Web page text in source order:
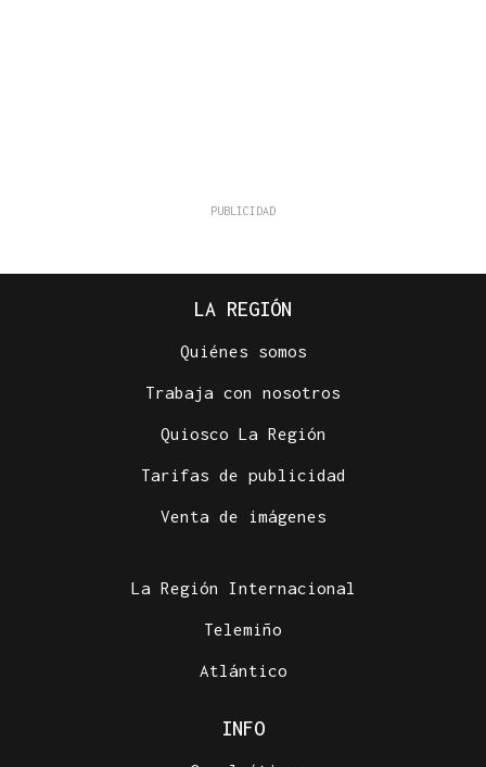
LA REGIÓN
Quiénes somos
Trabaja con nosotros
Quiosco La Región
Tarifas de publicidad
Venta de imágenes
La Región Internacional
Telemiño
Atlántico
INFO